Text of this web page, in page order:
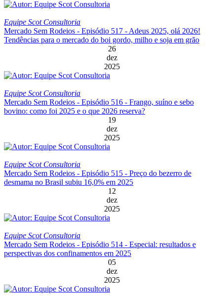
Equipe Scot Consultoria
Mercado Sem Rodeios - Episódio 517 - Adeus 2025, olá 2026!
Tendências para o mercado do boi gordo, milho e soja em grão
26
dez
2025
Equipe Scot Consultoria
Mercado Sem Rodeios - Episódio 516 - Frango, suíno e sebo
bovino: como foi 2025 e o que 2026 reserva?
19
dez
2025
Equipe Scot Consultoria
Mercado Sem Rodeios - Episódio 515 - Preço do bezerro de
desmama no Brasil subiu 16,0% em 2025
12
dez
2025
Equipe Scot Consultoria
Mercado Sem Rodeios - Episódio 514 - Especial: resultados e
perspectivas dos confinamentos em 2025
05
dez
2025